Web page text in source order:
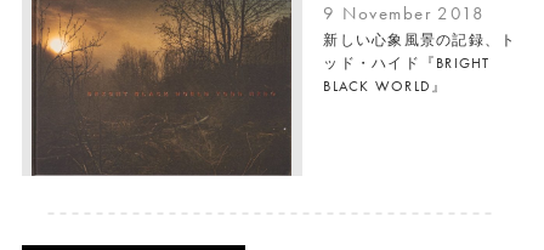
9 November 2018
新しい心象風景の記録、ト
ッド・ハイド『BRIGHT
BLACK WORLD』